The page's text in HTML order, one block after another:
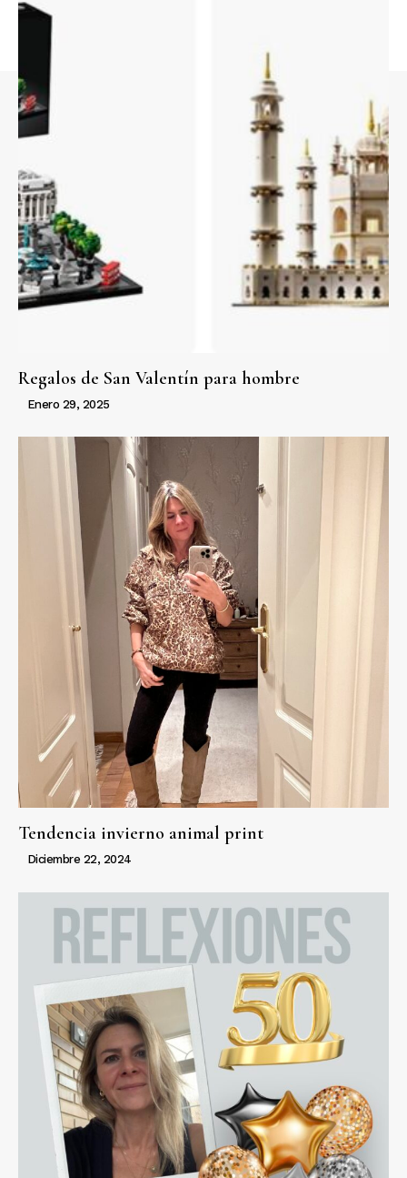
Regalos de San Valentín para hombre
Enero 29, 2025
Tendencia invierno animal print
Diciembre 22, 2024